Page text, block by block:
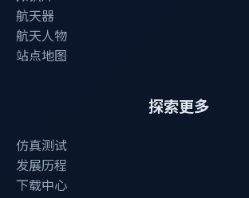
航天器
航天人物
站点地图
探索更多
仿真测试
发展历程
下载中心